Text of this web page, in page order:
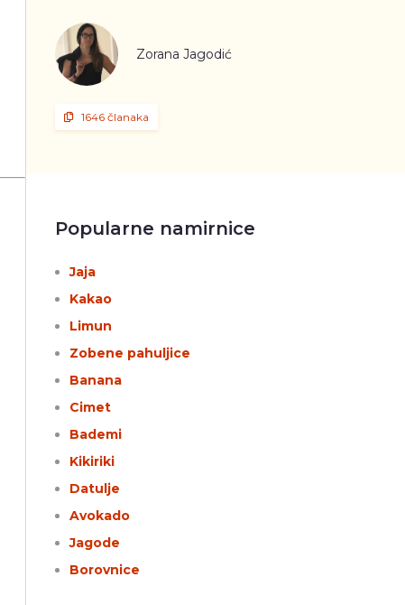
Zorana Jagodić
1646 članaka
Popularne namirnice
Jaja
Kakao
Limun
Zobene pahuljice
Banana
Cimet
Bademi
Kikiriki
Datulje
Avokado
Jagode
Borovnice